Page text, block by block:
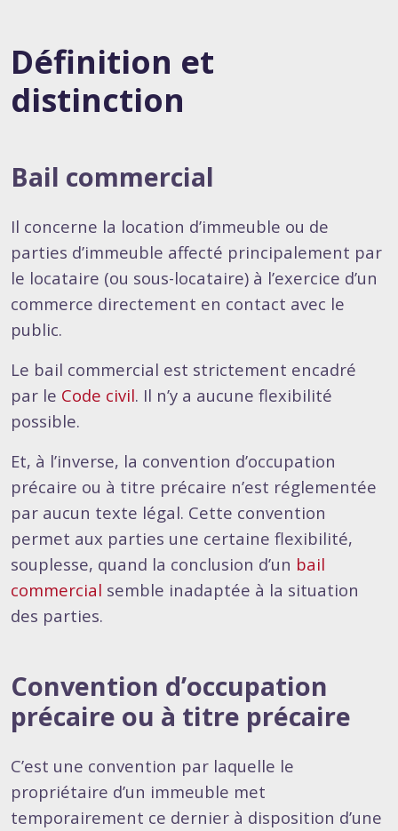
Définition et
distinction
Bail commercial
Il concerne la location d’immeuble ou de
parties d’immeuble affecté principalement par
le locataire (ou sous-locataire) à l’exercice d’un
commerce directement en contact avec le
public.
Le bail commercial est strictement encadré
par le Code civil. Il n’y a aucune flexibilité
possible.
Et, à l’inverse, la convention d’occupation
précaire ou à titre précaire n’est réglementée
par aucun texte légal. Cette convention
permet aux parties une certaine flexibilité,
souplesse, quand la conclusion d’un bail
commercial semble inadaptée à la situation
des parties.
Convention d’occupation
précaire ou à titre précaire
C’est une convention par laquelle le
propriétaire d’un immeuble met
temporairement ce dernier à disposition d’une